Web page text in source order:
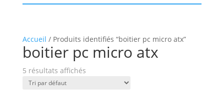
Accueil / Produits identifiés “boitier pc micro atx”
boitier pc micro atx
5 résultats affichés